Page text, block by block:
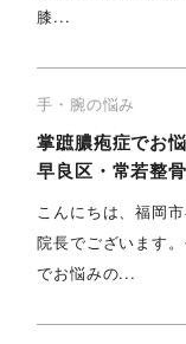
膝...
手・腕の悩み
掌蹠膿疱症でお
早良区・常若整
こんにちは、福岡
院長でございます
でお悩みの...